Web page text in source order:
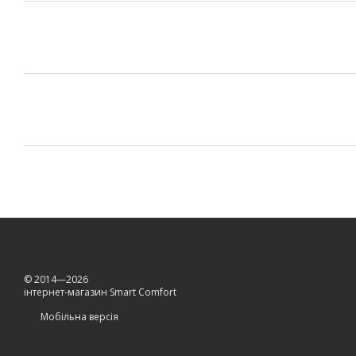
© 2014—2026
інтернет-магазин Smart Comfort
Мобільна версія